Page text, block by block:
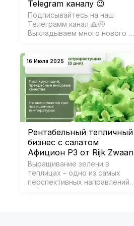
Telegram каналу 😉
Подписывайтесь на наш
Телеграмм канал 🙏😉
Выкладываем много нового и
информацию о свежих
поступлениях)
16 Июля 2025
Рентабельный тепличный
бизнес с салатом
Афицион РЗ от Rijk Zwaan
Выращивание зелени в
теплицах – одно из самых
перспективных направлений